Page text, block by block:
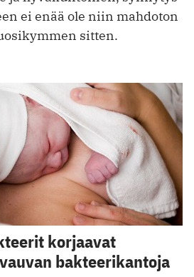
ei enää ole niin mahdoton
sitten.
korjaavat
bakteerikantoja